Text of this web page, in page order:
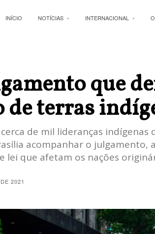
INÍCIO NOTÍCIAS INTERNACIONAL
que
de terras
de mil lideranças indígenas
acompanhar o julgamento,
lei que afetam os nações
2021